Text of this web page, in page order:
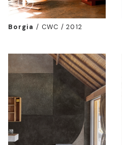
Borgia / CWC / 2012